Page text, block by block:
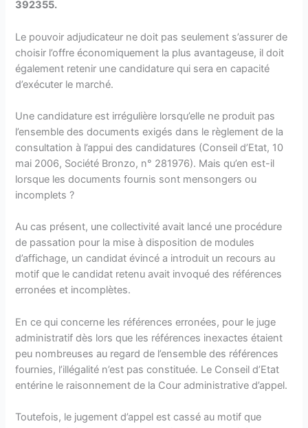
392355.
Le pouvoir adjudicateur ne doit pas seulement s’assurer de
choisir l’offre économiquement la plus avantageuse, il doit
également retenir une candidature qui sera en capacité
d’exécuter le marché.
Une candidature est irrégulière lorsqu’elle ne produit pas
l’ensemble des documents exigés dans le règlement de la
consultation à l’appui des candidatures (Conseil d’Etat, 10
mai 2006, Société Bronzo, n° 281976). Mais qu’en est-il
lorsque les documents fournis sont mensongers ou
incomplets ?
Au cas présent, une collectivité avait lancé une procédure
de passation pour la mise à disposition de modules
d’affichage, un candidat évincé a introduit un recours au
motif que le candidat retenu avait invoqué des références
erronées et incomplètes.
En ce qui concerne les références erronées, pour le juge
administratif dès lors que les références inexactes étaient
peu nombreuses au regard de l’ensemble des références
fournies, l’illégalité n’est pas constituée. Le Conseil d’Etat
entérine le raisonnement de la Cour administrative d’appel.
Toutefois, le jugement d’appel est cassé au motif que